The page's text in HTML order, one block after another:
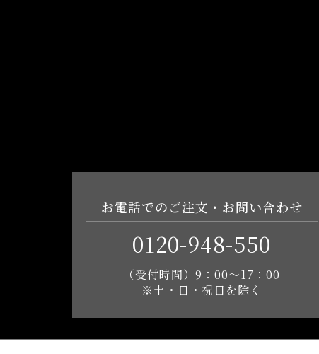
お電話でのご注文・お問い合わせ
0120-948-550
（受付時間）9：00～17：00
※土・日・祝日を除く